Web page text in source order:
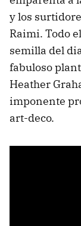
y los
Raimi. Todo
semilla del
fabuloso
Heather
imponente
art-deco.